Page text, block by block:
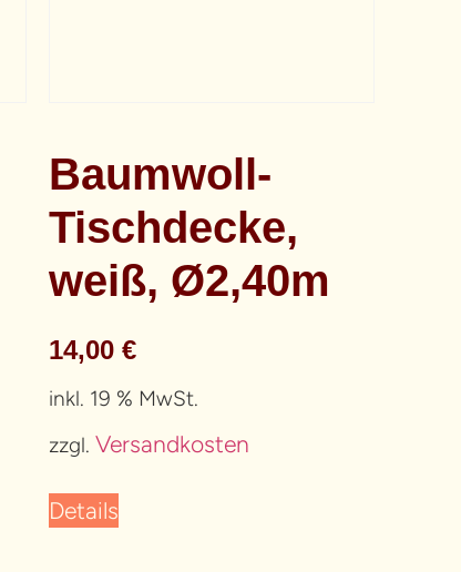
Baumwoll-
Tischdecke,
weiß, Ø2,40m
14,00 €
inkl. 19 % MwSt.
zzgl. Versandkosten
Details